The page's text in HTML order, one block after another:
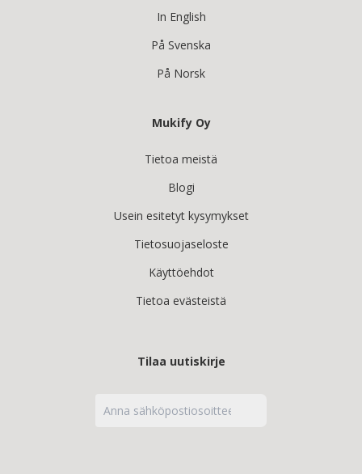
In English
På Svenska
På Norsk
Mukify Oy
Tietoa meistä
Blogi
Usein esitetyt kysymykset
Tietosuojaseloste
Käyttöehdot
Tietoa evästeistä
Tilaa uutiskirje